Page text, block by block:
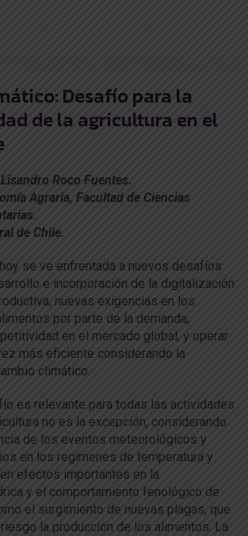
Desafío para la
de la agricultura en el
Roco Fuentes.
Agraria, Facultad de Ciencias
de Chile.
se ve enfrentada a nuevos desafíos
e incorporación de la digitalización
nuevas exigencias en los
por parte de la demanda;
en el mercado global, y operar
más eficiente considerando la
climático.
es relevante para todas las actividades
no es la excepción, considerando
de los eventos meteorológicos y
en los regímenes de temperatura y
efectos importantes en la
y el comportamiento fenológico de
el surgimiento de nuevas plagas, que
la producción de los alimentos. La